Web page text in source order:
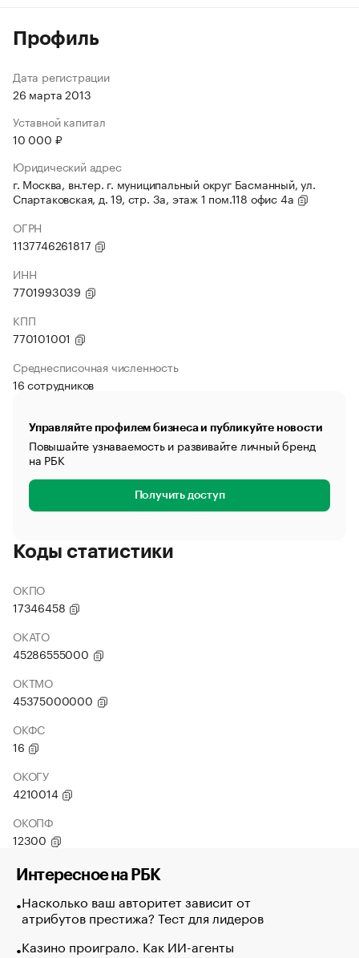
Профиль
Дата регистрации
26 марта 2013
Уставной капитал
10 000 ₽
Юридический адрес
г. Москва, вн.тер. г. муниципальный округ Басманный, ул.
Спартаковская, д. 19, стр. 3а, этаж 1 пом.118 офис 4а
ОГРН
1137746261817
ИНН
7701993039
КПП
770101001
Среднесписочная численность
16 сотрудников
Управляйте профилем бизнеса и публикуйте новости
Повышайте узнаваемость и развивайте личный бренд
на РБК
Получить доступ
Коды статистики
ОКПО
17346458
ОКАТО
45286555000
ОКТМО
45375000000
ОКФС
16
ОКОГУ
4210014
ОКОПФ
12300
Интересное на РБК
Насколько ваш авторитет зависит от
атрибутов престижа? Тест для лидеров
Казино проиграло. Как ИИ-агенты